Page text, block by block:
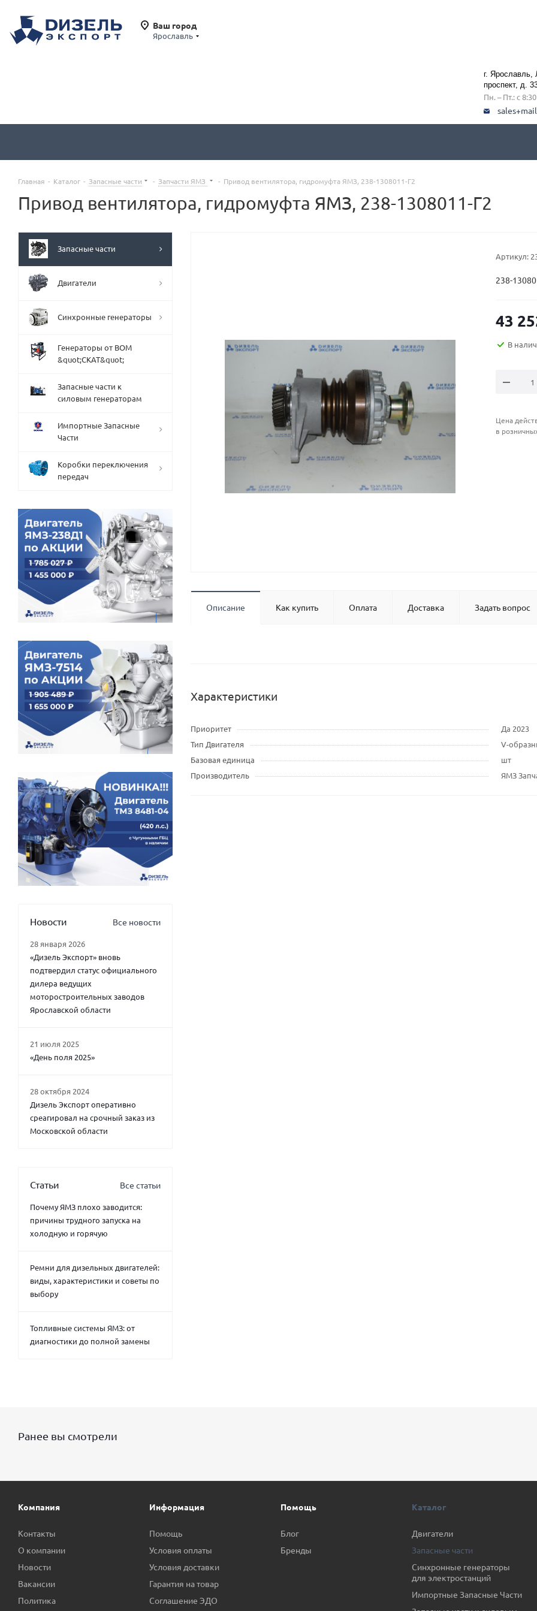
Ваш город
Ярославль
г. Ярославль,
проспект, д.
Пн. – Пт.: с
Главная - Каталог - Запасные части - Запчасти ЯМЗ - Привод вентилятора, гидромуфта ЯМЗ, 238-1308011-Г2
Привод вентилятора, гидромуфта ЯМЗ, 238-1308011-Г2
Артикул:
238-
43
В
Цена
в
Описание Как купить Оплата Доставка Задать вопрос
Характеристики
Приоритет
Да 2023
Тип Двигателя
V-
Базовая единица
шт
Производитель
ЯМЗ
Запасные части
Двигатели
Синхронные генераторы
Генераторы от ВОМ
&quot;СКАТ&quot;
Запасные части к
силовым генераторам
Импортные Запасные
Части
Коробки переключения
передач
Новости Все новости
28 января 2026
«Дизель Экспорт» вновь
подтвердил статус официального
дилера ведущих
моторостроительных заводов
Ярославской области
21 июля 2025
«День поля 2025»
28 октября 2024
Дизель Экспорт оперативно
среагировал на срочный заказ из
Московской области
Статьи Все статьи
Почему ЯМЗ плохо заводится:
причины трудного запуска на
холодную и горячую
Ремни для дизельных двигателей:
виды, характеристики и советы по
выбору
Топливные системы ЯМЗ: от
диагностики до полной замены
Ранее вы смотрели
Компания
Контакты
О компании
Новости
Вакансии
Политика
Информация
Помощь
Условия оплаты
Условия доставки
Гарантия на товар
Соглашение ЭДО
Помощь
Блог
Бренды
Каталог
Двигатели
Запасные части
Синхронные генераторы
для электростанций
Импортные Запасные Части